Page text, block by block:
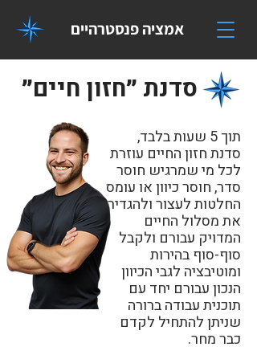
אמציה פנסטרהיים
סדנת ״חזון חיים״
תוך 5 שעות בלבד,
סדנת חזון החיים עוזרת
לכל מי שמרגיש חוסר
סדר, חוסר כיוון או עומס
החלטות לעצור ולהגדיר
את מסלול החיים
המדויק עבורם ולקבל
סוף-סוף בהירות
ומוטיבציה לגבי הכיוון
הנכון עבורם יחד עם
תוכנית עבודה ברורה
שניתן להתחיל לקדם
כבר מחר.